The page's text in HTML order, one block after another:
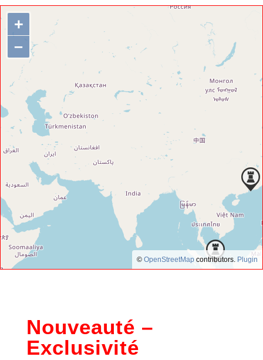
+
–
© OpenStreetMap contributors. Plugin
Nouveauté –
Exclusivité